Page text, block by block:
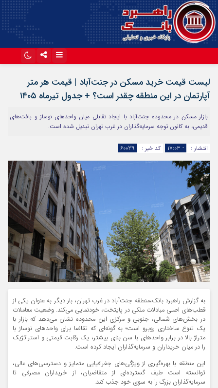
آپارات
لیست قیمت خرید مسکن در جنت‌آباد | قیمت هر متر
آپارتمان در این منطقه چقدر است؟ + جدول تیرماه ۱۴۰۵
بازار مسکن در محدوده جنت‌آباد با ایجاد تقابلی میان واحدهای نوساز و بافت‌های
قدیمی، به کانون توجه سرمایه‌گذاران در غرب تهران تبدیل شده است.
انتشار : - ۱۷:۰۳ کد خبر : 60039
به گزارش راهبرد بانک،منطقه جنت‌آباد در غرب تهران، بار دیگر به عنوان یکی از
قطب‌های اصلی مبادلات ملکی در پایتخت، خودنمایی می‌کند. وضعیت معاملات
در بخش‌های شمالی، جنوبی و مرکزی این محدوده نشان می‌دهد که بازار با
یک تنوع ساختاری روبرو است؛ به گونه‌ای که تقاضا برای واحدهای نوساز با
متراژ بالا در برابر واحدهای با سن بنای بیشتر، یک رقابت قیمتی و استراتژیک
را در میان خریداران و سرمایه‌گذاران ایجاد کرده است.
این منطقه با بهره‌گیری از ویژگی‌های جغرافیایی متمایز و دسترسی‌های عالی،
توانسته است طیف گسترده‌ای از متقاضیان، از خریداران مصرفی تا
سرمایه‌گذاران بزرگ را به سوی خود جذب کند.